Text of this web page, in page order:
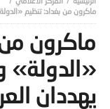
ماكرون من بغداد: تنظيم
ماكرون
«الدولة»
يهددان